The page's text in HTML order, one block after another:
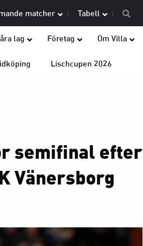
matcher Tabell
lag Företag Om Villa
Lischcupen 2026
semifinal efter
Vänersborg